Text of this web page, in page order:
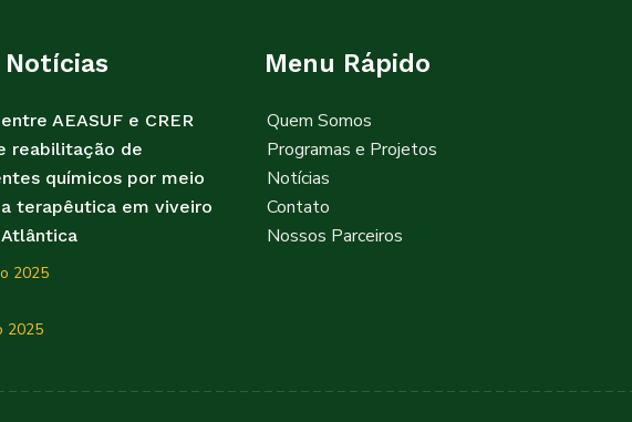
AEASUF e CRER
reabilitação de
químicos por meio
terapêutica em viveiro
2025
2025
Menu Rápido
Quem Somos
Programas e Projetos
Notícias
Contato
Nossos Parceiros